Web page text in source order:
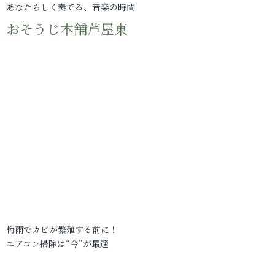
あなたらしく奏でる、音楽の時間
おそうじ本舗芦屋東
梅雨でカビが繁殖する前に！
エアコン掃除は“今”が最適